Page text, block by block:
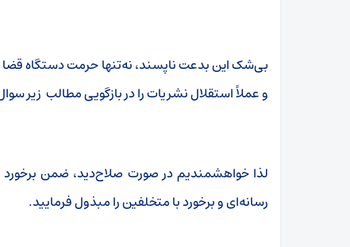
بی‌شک این بدعت ناپسند، نه‌تنها حرمت دستگاه
و عملاً استقلال نشریات را در بازگویی مطالب زیر
لذا خواهشمندیم در صورت صلاح‌دید، ضمن
رسانه‌ای و برخورد با متخلفین را مبذول فرمایید.